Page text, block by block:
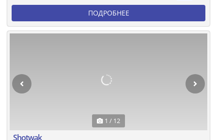
ПОДРОБНЕЕ
1 / 12
Shotwak